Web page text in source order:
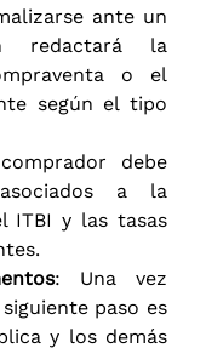
ante un
redactará la
o el
según el tipo
debe
a la
ITBI y las tasas
: Una vez
paso es
y los demás